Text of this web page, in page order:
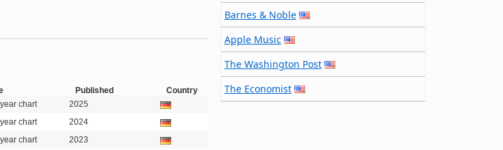
Published
Country
chart
2025
chart
2024
chart
2023
Barnes & Noble
Apple Music
The Washington Post
The Economist